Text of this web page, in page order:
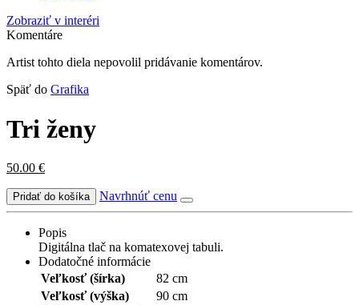
Zobraziť v interéri
Komentáre
Artist tohto diela nepovolil pridávanie komentárov.
Späť do Grafika
Tri ženy
50.00 €
Navrhnúť cenu
Popis
Digitálna tlač na komatexovej tabuli.
Dodatočné informácie
Veľkosť (šírka)
82 cm
Veľkosť (výška)
90 cm